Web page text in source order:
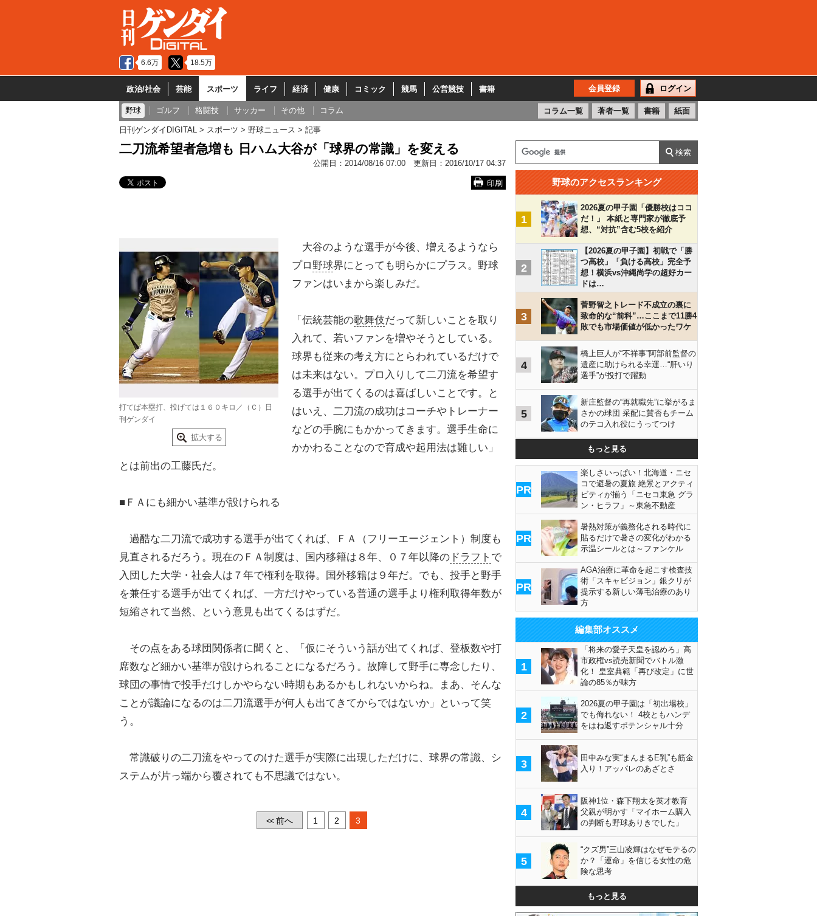
6.6万 18.5万
政治/社会 芸能 スポーツ ライフ 経済 健康 コミック 競馬 公営競技 書籍 会員登録 ログイン
野球 ゴルフ 格闘技 サッカー その他 コラム コラム一覧 著者一覧 書籍 紙面
日刊ゲンダイDIGITAL スポーツ 野球ニュース 記事
二刀流希望者急増も 日ハム大谷が「球界の常識」を変える
公開日： 2014/08/16 07:00 更新日： 2016/10/17 04:37
印刷
打てば本塁打、投げては１６０キロ／（Ｃ）日
刊ゲンダイ
拡大する
大谷のような選手が今後、増えるようなら
プロ 野球界にとっても明らかにプラス。野球
ファンはいまから楽しみだ。
「伝統芸能の歌舞伎だって新しいことを取り
入れて、若いファンを増やそうとしている。
球界も従来の考え方にとらわれているだけで
は未来はない。プロ入りして二刀流を希望す
る選手が出てくるのは喜ばしいことです。と
はいえ、二刀流の成功はコーチやトレーナー
などの手腕にもかかってきます。選手生命に
かかわることなので育成や起用法は難しい」
とは前出の工藤氏だ。
■ＦＡにも細かい基準が設けられる
過酷な二刀流で成功する選手が出てくれば、ＦＡ（フリーエージェント）制度も
見直されるだろう。現在のＦＡ制度は、国内移籍は８年、０７年以降の ドラフト で
入団した大学・社会人は７年で権利を取得。国外移籍は９年だ。でも、投手と野手
を兼任する選手が出てくれば、一方だけやっている普通の選手より権利取得年数が
短縮されて当然、という意見も出てくるはずだ。
その点をある球団関係者に聞くと、「仮にそういう話が出てくれば、登板数や打
席数など細かい基準が設けられることになるだろう。故障して野手に専念したり、
球団の事情で投手だけしかやらない時期もあるかもしれないからね。まあ、そんな
ことが議論になるのは二刀流選手が何人も出てきてからではないか」といって笑
う。
常識破りの二刀流をやってのけた選手が実際に出現しただけに、球界の常識、シ
ステムが片っ端から覆されても不思議ではない。
<<前へ 1 2 3
野球のアクセスランキング
1
2026夏の甲子園「優勝校はココ
だ！」 本紙と専門家が徹底予
想、“対抗”含む5校を紹介
2
【2026夏の甲子園】初戦で「勝
つ高校」「負ける高校」完全予
想！横浜vs沖縄尚学の超好カー
ドは…
3
菅野智之トレード不成立の裏に
致命的な“前科”…ここまで11勝4
敗でも市場価値が低かったワケ
4
橋上巨人が“不祥事”阿部前監督の
遺産に助けられる幸運…“肝いり
選手”が投打で躍動
5
新庄監督の“再就職先”に挙がるま
さかの球団 采配に賛否もチーム
のテコ入れ役にうってつけ
もっと見る
PR
楽しさいっぱい！北海道・ニセ
コで避暑の夏旅 絶景とアクティ
ビティが揃う「ニセコ東急 グラ
ン・ヒラフ」～東急不動産
PR
暑熱対策が義務化される時代に
貼るだけで暑さの変化がわかる
示温シールとは～ファンケル
PR
AGA治療に革命を起こす検査技
術「スキャビジョン」銀クリが
提示する新しい薄毛治療のあり
方
編集部オススメ
1
「将来の愛子天皇を認めろ」高
市政権vs読売新聞でバトル激
化！ 皇室典範「再び改定」に世
論の85％が味方
2
2026夏の甲子園は「初出場校」
でも侮れない！ 4校ともハンデ
をはね返すポテンシャル十分
3
田中みな実“まんまるE乳”も筋金
入り！アッパレのあざとさ
4
阪神1位・森下翔太を英才教育
父親が明かす「マイホーム購入
の判断も野球ありきでした」
5
“クズ男”三山凌輝はなぜモテるの
か？「運命」を信じる女性の危
険な思考
もっと見る